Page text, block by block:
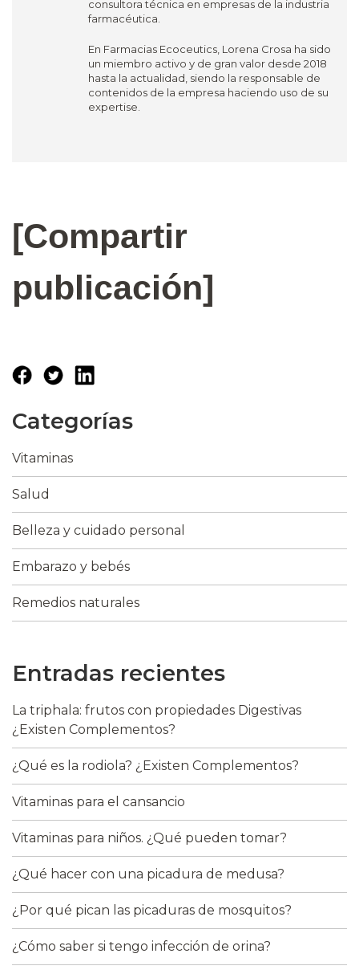
consultora técnica en empresas de la industria
farmacéutica.
En Farmacias Ecoceutics, Lorena Crosa ha sido
un miembro activo y de gran valor desde 2018
hasta la actualidad, siendo la responsable de
contenidos de la empresa haciendo uso de su
expertise.
[Compartir
publicación]
Categorías
Vitaminas
Salud
Belleza y cuidado personal
Embarazo y bebés
Remedios naturales
Entradas recientes
La triphala: frutos con propiedades Digestivas
¿Existen Complementos?
¿Qué es la rodiola? ¿Existen Complementos?
Vitaminas para el cansancio
Vitaminas para niños. ¿Qué pueden tomar?
¿Qué hacer con una picadura de medusa?
¿Por qué pican las picaduras de mosquitos?
¿Cómo saber si tengo infección de orina?